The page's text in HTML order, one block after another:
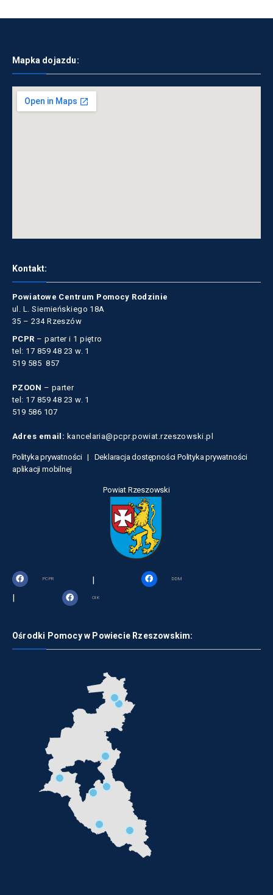
Mapka dojazdu:
Kontakt:
Powiatowe Centrum Pomocy Rodzinie
ul. L. Siemieńskiego 18A
35 – 234 Rzeszów
PCPR – parter i 1 piętro
tel: 17 859 48 23 w. 1
519 585 857
PZOON – parter
tel: 17 859 48 23 w. 1
519 586 107
Adres email: kancelaria@pcpr.powiat.rzeszowski.pl
Polityka prywatności | Deklaracja dostępności Polityka prywatności
aplikacji mobilnej
Powiat Rzeszowski
PCPR | DDM
| OIK
Ośrodki Pomocy w Powiecie Rzeszowskim: